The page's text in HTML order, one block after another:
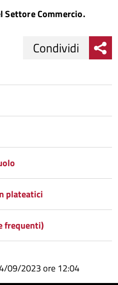
Settore Commercio.
Facebook
su
Twitter
Condividi
su
Condividi
Whatsapp
Condividi
plateatici
frequenti)
09/2023 ore 12:04